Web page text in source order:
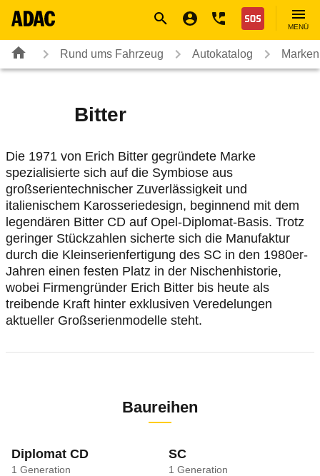
Nothilfe
MENÜ
Rund ums Fahrzeug Autokatalog
Bitter
Die 1971 von Erich Bitter gegründete Marke
spezialisierte sich auf die Symbiose aus
großserientechnischer Zuverlässigkeit und
italienischem Karosseriedesign, beginnend mit dem
legendären Bitter CD auf Opel-Diplomat-Basis. Trotz
geringer Stückzahlen sicherte sich die Manufaktur
durch die Kleinserienfertigung des SC in den 1980er-
Jahren einen festen Platz in der Nischenhistorie,
wobei Firmengründer Erich Bitter bis heute als
treibende Kraft hinter exklusiven Veredelungen
aktueller Großserienmodelle steht.
Baureihen
Diplomat CD
1 Generation
SC
1 Generation